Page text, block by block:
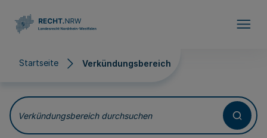
Startseite Verkündungsbereich
Verkündungsbereich
Verkündungsbereich durchsuchen